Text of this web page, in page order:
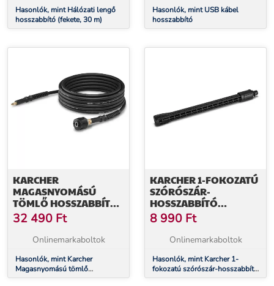
Hasonlók, mint Hálózati lengő
hosszabbító (fekete, 30 m)
Hasonlók, mint USB kábel
hosszabbító
KARCHER
MAGASNYOMÁSÚ
TÖMLŐ HOSSZABBÍTÓ,
10 M ( BEST TÍPUSÚ
PISZTOLYHOZ)
(26417100)
32 490 Ft
Onlinemarkaboltok
Hasonlók, mint Karcher
Magasnyomású tömlő
hosszabbító, 10 m ( Best típusú
KARCHER 1-FOKOZATÚ
SZÓRÓSZÁR-
HOSSZABBÍTÓ
(26432400)
8 990 Ft
Onlinemarkaboltok
Hasonlók, mint Karcher 1-
fokozatú szórószár-hosszabbító
(26432400)